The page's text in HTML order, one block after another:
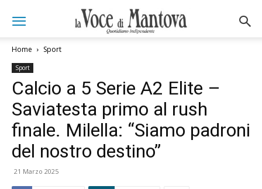
Home Sport
Sport
Calcio a 5 Serie A2 Elite –
Saviatesta primo al rush
finale. Milella: “Siamo padroni
del nostro destino”
21 Marzo 2025